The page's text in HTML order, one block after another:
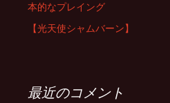
本的なプレイング
【光天使シャムバーン】
最近のコメント